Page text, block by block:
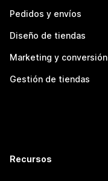
Pedidos y envíos
Diseño de tiendas
Marketing y conversión
Gestión de tiendas
Recursos